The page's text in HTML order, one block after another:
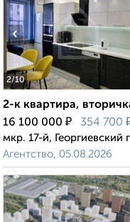
2/10
‹
2-к квартира,
16 100 000 ₽ 354 700
мкр. 17-й, Георгиевский
Агентство, 05.08.2026